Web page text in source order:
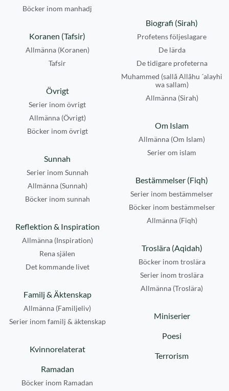
Böcker inom manhadj
Biografi (Sirah)
Profetens följeslagare
De lärda
De tidigare profeterna
Muhammed (sallâ Allâhu ´alayhi
wa sallam)
Allmänna (Sirah)
Koranen (Tafsir)
Allmänna (Koranen)
Tafsir
Övrigt
Serier inom övrigt
Allmänna (Övrigt)
Böcker inom övrigt
Om Islam
Allmänna (Om Islam)
Serier om islam
Sunnah
Serier inom Sunnah
Allmänna (Sunnah)
Böcker inom sunnah
Bestämmelser (Fiqh)
Serier inom bestämmelser
Böcker inom bestämmelser
Allmänna (Fiqh)
Reflektion & Inspiration
Allmänna (Inspiration)
Rena själen
Det kommande livet
Troslära (Aqidah)
Böcker inom troslära
Serier inom troslära
Allmänna (Troslära)
Familj & Äktenskap
Allmänna (Familjeliv)
Serier inom familj & äktenskap
Miniserier
Poesi
Kvinnorelaterat
Terrorism
Ramadan
Böcker inom Ramadan